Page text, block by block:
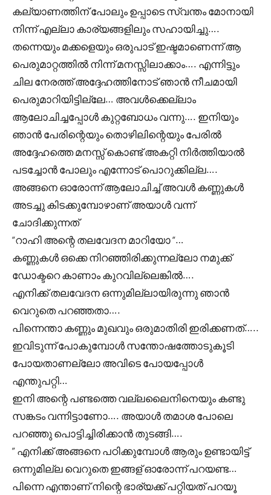
കല്യാണത്തിന് പോലും ഉപ്പാടെ സ്വന്തം മോനായി
നിന്ന് എല്ലാ കാര്യങ്ങളിലും സഹായിച്ചു….
തന്നെയും മക്കളെയും ഒരുപാട് ഇഷ്ടമാണെന്ന് ആ
പെരുമാറ്റത്തിൽ നിന്ന് മനസ്സിലാക്കാം…. എന്നിട്ടും
ചില നേരത്ത് അദ്ദേഹത്തിനോട് ഞാൻ നീചമായി
പെരുമാറിയിട്ടില്ലേ… അവൾക്കെല്ലാം
ആലോചിച്ചപ്പോൾ കുറ്റബോധം വന്നു…. ഇനിയും
ഞാൻ പേരിന്റെയും തൊഴിലിന്റെയും പേരിൽ
അദ്ദേഹത്തെ മനസ്സ് കൊണ്ട് അകറ്റി നിർത്തിയാൽ
പടച്ചോൻ പോലും എന്നോട് പൊറുക്കില്ല….
അങ്ങനെ ഓരോന്ന് ആലോചിച്ച് അവൾ കണ്ണുകൾ
അടച്ചു കിടക്കുമ്പോഴാണ് അയാൾ വന്ന്
ചോദിക്കുന്നത്
“റാഹി അന്റെ തലവേദന മാറിയോ “…
കണ്ണുകൾ ഒക്കെ നിറഞ്ഞിരിക്കുന്നല്ലോ നമുക്ക്
ഡോക്ടറെ കാണാം കുറവില്ലെങ്കിൽ….
എനിക്ക് തലവേദന ഒന്നുമില്ലായിരുന്നു ഞാൻ
വെറുതെ പറഞ്ഞതാ….
പിന്നെന്താ കണ്ണും മുഖവും ഒരുമാതിരി ഇരിക്കണത്…..
ഇവിടുന്ന് പോകുമ്പോൾ സന്തോഷത്തോടുകൂടി
പോയതാണല്ലോ അവിടെ പോയപ്പോൾ
എന്തുപറ്റി…
ഇനി അന്റെ പണ്ടത്തെ വല്ലലൈനിനെയും കണ്ടു
സങ്കടം വന്നിട്ടാണോ…. അയാൾ തമാശ പോലെ
പറഞ്ഞു പൊട്ടിച്ചിരിക്കാൻ തുടങ്ങി….
” എനിക്ക് അങ്ങനെ പഠിക്കുമ്പോൾ ആരും ഉണ്ടായിട്ട്
ഒന്നുമില്ല വെറുതെ ഇങ്ങള് ഓരോന്ന് പറയണ്ട…
പിന്നെ എന്താണ് നിന്റെ ഭാര്യക്ക് പറ്റിയത് പറയൂ